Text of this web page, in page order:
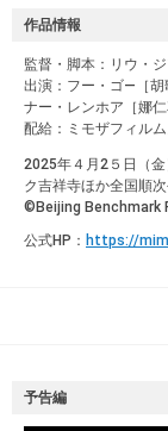
作品情報
監督・脚本：リウ・ジ
出演：フー・ゴ―［胡
ナー・レンホア［娜
配給：ミモザフィル
2025年４月2５日（
ク吉祥寺ほか全国順
©Beijing Benchmark
公式HP： https://
予告編